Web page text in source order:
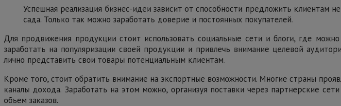
Успешная реализация бизнес-идеи зависит от способности предложить клиентам
сада. Только так можно заработать доверие и постоянных покупателей.
Для продвижения продукции стоит использовать социальные сети и блоги, где
заработать на популяризации своей продукции и привлечь внимание целевой
лично представить свои товары потенциальным клиентам.
Кроме того, стоит обратить внимание на экспортные возможности. Многие страны
каналы дохода. Заработать на этом можно, организуя поставки через партнерские
объем заказов.